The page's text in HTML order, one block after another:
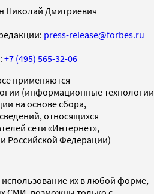
Николай Дмитриевич
press-release@forbes.ru
+7 (495) 565-32-06
применяются
(информационные технологии
на основе сбора,
относящихся
сети «Интернет»,
Российской Федерации)
их в любой форме,